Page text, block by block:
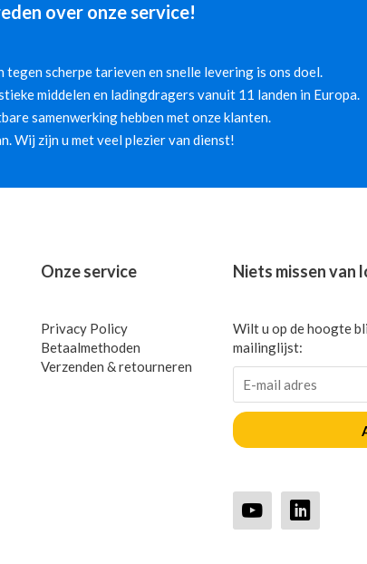
over onze service!
scherpe tarieven en snelle levering is ons doel.
middelen en ladingdragers vanuit 11 landen in Europa.
samenwerking hebben met onze klanten.
Wij zijn u met veel plezier van dienst!
Onze service
Privacy Policy
Betaalmethoden
Verzenden & retourneren
Niets missen van
Wilt u op de hoogte
mailinglijst: